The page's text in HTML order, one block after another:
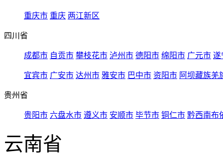
重庆市 重庆 两江新区
四川省
成都市 自贡市 攀枝花市 泸州市 德阳市 绵阳市 广元市 遂
宜宾市 广安市 达州市 雅安市 巴中市 资阳市 阿坝藏族羌
贵州省
贵阳市 六盘水市 遵义市 安顺市 毕节市 铜仁市 黔西南布
云南省